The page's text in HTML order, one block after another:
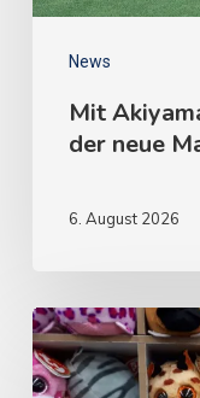
News
Mit
der neue
6. August 2026